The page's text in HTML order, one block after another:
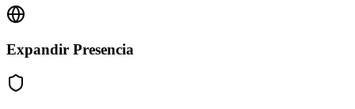
Expandir Presencia